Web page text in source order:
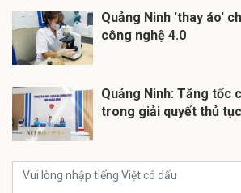
Quảng Ninh 'thay áo'
công nghệ 4.0
Quảng Ninh: Tăng tốc
trong giải quyết thủ